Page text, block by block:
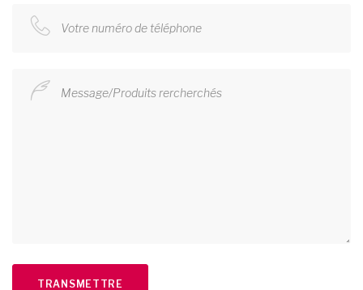
Votre numéro de téléphone
Message/Produits rercherchés
TRANSMETTRE